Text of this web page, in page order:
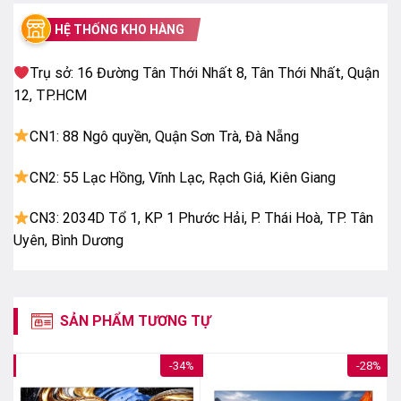
– Giảm độ trễ chơi game Auto Low Latency Mode
(ALLM)
– Chế độ game HGiG
– HDR Expression Enhancer
Bộ xử lý
Bộ xử lý α9 AI Processor 4K Gen7
Tần số quét thực
120 Hz
40W
Hãng Chưa Công Bố
HỆ THỐNG KHO HÀNG
Trụ sở: 16 Đường Tân Thới Nhất 8, Tân Thới Nhất, Quận
12, TP.HCM
CN1: 88 Ngô quyền, Quận Sơn Trà, Đà Nẵng
CN2: 55 Lạc Hồng, Vĩnh Lạc, Rạch Giá, Kiên Giang
CN3: 2034D Tổ 1, KP 1 Phước Hải, P. Thái Hoà, TP. Tân
Uyên, Bình Dương
SẢN PHẨM TƯƠNG TỰ
-34% -28%